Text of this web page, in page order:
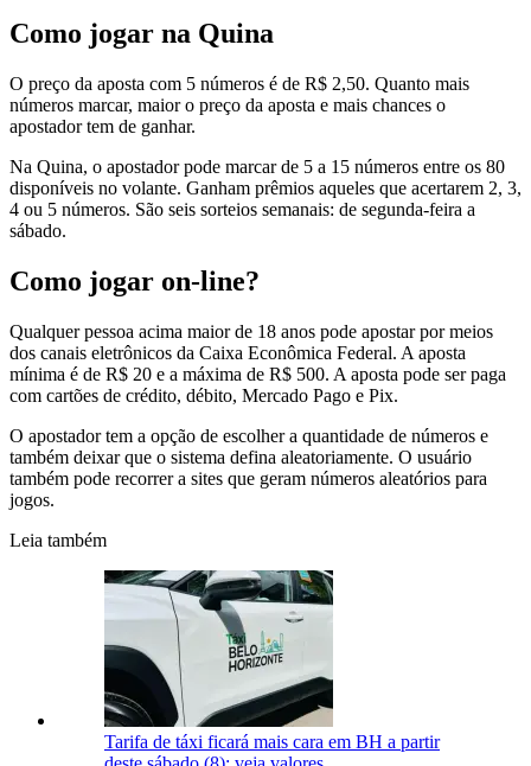
Como jogar na Quina
O preço da aposta com 5 números é de R$ 2,50. Quanto mais
números marcar, maior o preço da aposta e mais chances o
apostador tem de ganhar.
Na Quina, o apostador pode marcar de 5 a 15 números entre os 80
disponíveis no volante. Ganham prêmios aqueles que acertarem 2, 3,
4 ou 5 números. São seis sorteios semanais: de segunda-feira a
sábado.
Como jogar on-line?
Qualquer pessoa acima maior de 18 anos pode apostar por meios
dos canais eletrônicos da Caixa Econômica Federal. A aposta
mínima é de R$ 20 e a máxima de R$ 500. A aposta pode ser paga
com cartões de crédito, débito, Mercado Pago e Pix.
O apostador tem a opção de escolher a quantidade de números e
também deixar que o sistema defina aleatoriamente. O usuário
também pode recorrer a sites que geram números aleatórios para
jogos.
Leia também
Tarifa de táxi ficará mais cara em BH a partir